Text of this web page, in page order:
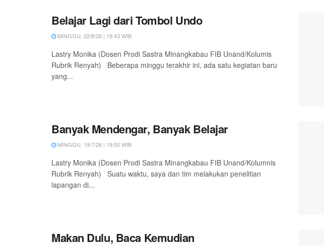
Belajar Lagi dari Tombol Undo
MINGGU, 02/8/26 | 18:43 WIB
Lastry Monika (Dosen Prodi Sastra Minangkabau FIB Unand/Kolumis
Rubrik Renyah) Beberapa minggu terakhir ini, ada satu kegiatan baru
yang...
Banyak Mendengar, Banyak Belajar
MINGGU, 19/7/26 | 19:50 WIB
Lastry Monika (Dosen Prodi Sastra Minangkabau FIB Unand/Kolumnis
Rubrik Renyah) Suatu waktu, saya dan tim melakukan penelitian
lapangan di...
Makan Dulu, Baca Kemudian